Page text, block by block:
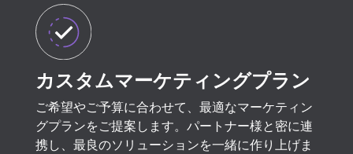
カスタムマーケティングプラン
ご希望やご予算に合わせて、最適なマーケティン
グプランをご提案します。パートナー様と密に連
携し、最良のソリューションを一緒に作り上げま